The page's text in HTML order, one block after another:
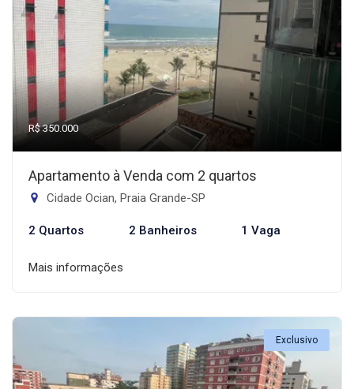
R$ 350.000
Apartamento à Venda com 2 quartos
Cidade Ocian, Praia Grande-SP
2 Quartos 2 Banheiros 1 Vaga
Mais informações
Exclusivo